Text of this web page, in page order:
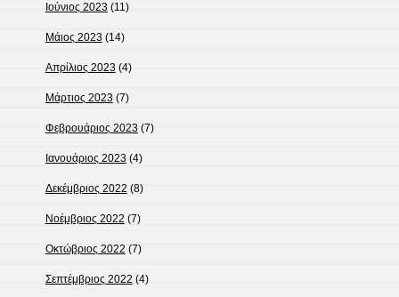
Ιούνιος 2023(11)
Μάιος 2023(14)
Απρίλιος 2023(4)
Μάρτιος 2023(7)
Φεβρουάριος 2023 (7)
Ιανουάριος 2023(4)
Δεκέμβριος 2022 (8)
Νοέμβριος 2022 (7)
Οκτώβριος 2022 (7)
Σεπτέμβριος 2022 (4)